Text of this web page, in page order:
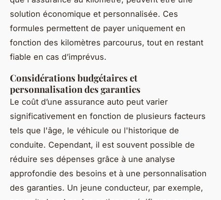
solution économique et personnalisée. Ces
formules permettent de payer uniquement en
fonction des kilomètres parcourus, tout en restant
fiable en cas d’imprévus.
Considérations budgétaires et
personnalisation des garanties
Le coût d’une assurance auto peut varier
significativement en fonction de plusieurs facteurs
tels que l'âge, le véhicule ou l'historique de
conduite. Cependant, il est souvent possible de
réduire ses dépenses grâce à une analyse
approfondie des besoins et à une personnalisation
des garanties. Un jeune conducteur, par exemple,